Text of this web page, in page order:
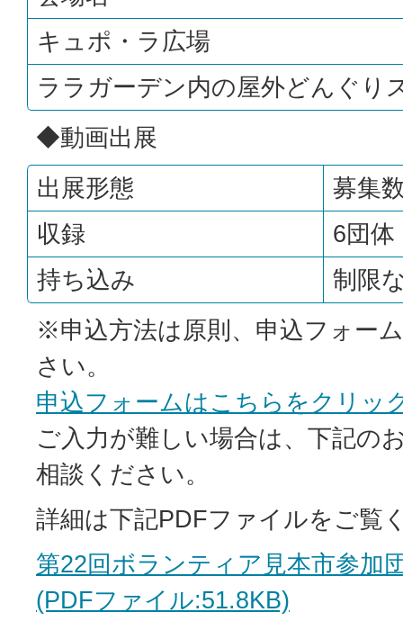
キュポ・ラ広場
ララガーデン内の屋外どんぐり
◆動画出展
出展形態
募集
収録
6団体
持ち込み
制限
※申込方法は原則、申込フォー
さい。
申込フォームはこちらをクリッ
ご入力が難しい場合は、下記の
相談ください。
詳細は下記PDFファイルをご覧
第22回ボランティア見本市参加
(PDFファイル:51.8KB)